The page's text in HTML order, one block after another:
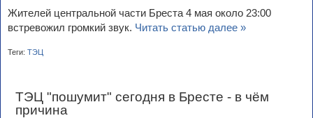
Жителей центральной части Бреста 4 мая около 23:00
встревожил громкий звук. Читать статью далее »
Теги: ТЭЦ
ТЭЦ "пошумит" сегодня в Бресте - в чём
причина